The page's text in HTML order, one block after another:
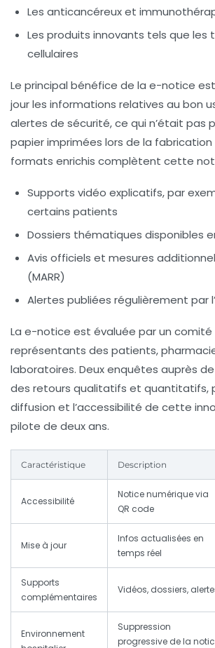
Les anticancéreux et
Les produits innovants tels que les
cellulaires
Le principal bénéfice de la e-notice
jour les informations relatives au bon
alertes de sécurité, ce qui n’était pas
papier imprimées lors de la
formats enrichis complètent cette
Supports vidéo explicatifs, par
certains patients
Dossiers thématiques disponibles
Avis officiels et mesures
(MARR)
Alertes publiées régulièrement par
La e-notice est évaluée par un
représentants des patients,
laboratoires. Deux enquêtes auprès
des retours qualitatifs et quantitatifs,
diffusion et l’accessibilité de cette
pilote de deux ans.
Caractéristique Description
Accessibilité
Notice numérique via
QR code
Mise à jour
Infos actualisées en
temps réel
Supports
complémentaires
Vidéos, dossiers,
Environnement
Suppression
progressive de la